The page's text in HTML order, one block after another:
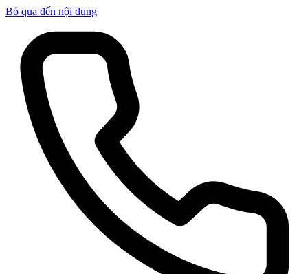
Bỏ qua đến nội dung